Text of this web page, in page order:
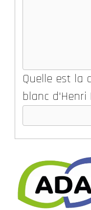
Quelle est la
blanc d'Henri